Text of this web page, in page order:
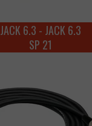
JACK 6.3 - JACK 6.3
SP 21